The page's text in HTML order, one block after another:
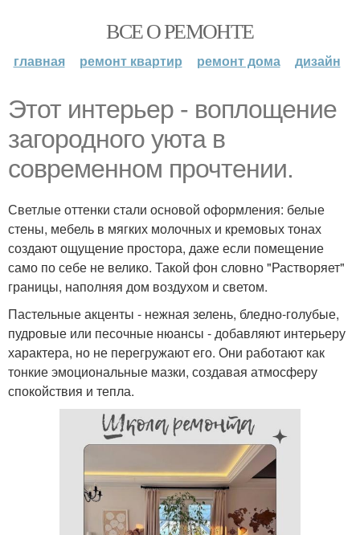
ВСЕ О РЕМОНТЕ
главная ремонт квартир ремонт дома дизайн
Этот интерьер - воплощение
загородного уюта в
современном прочтении.
Светлые оттенки стали основой оформления: белые
стены, мебель в мягких молочных и кремовых тонах
создают ощущение простора, даже если помещение
само по себе не велико. Такой фон словно "Растворяет"
границы, наполняя дом воздухом и светом.
Пастельные акценты - нежная зелень, бледно-голубые,
пудровые или песочные нюансы - добавляют интерьеру
характера, но не перегружают его. Они работают как
тонкие эмоциональные мазки, создавая атмосферу
спокойствия и тепла.